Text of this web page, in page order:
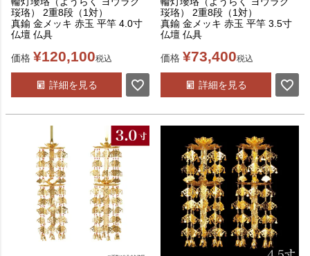
珱珞） 2重8段（1対）
真鍮 金メッキ 赤玉 平竿 4.0寸
仏壇 仏具
価格 ¥120,100税込
詳細を見る
珱珞） 2重8段（1対）
真鍮 金メッキ 赤玉 平竿 3.5寸
仏壇 仏具
価格 ¥73,400税込
詳細を見る